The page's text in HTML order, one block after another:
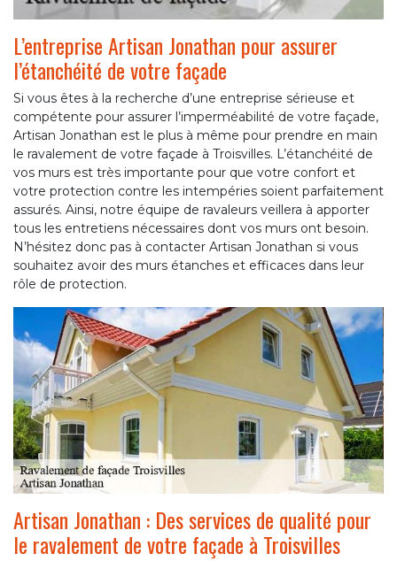
L’entreprise Artisan Jonathan pour assurer
l’étanchéité de votre façade
Si vous êtes à la recherche d’une entreprise sérieuse et
compétente pour assurer l’imperméabilité de votre façade,
Artisan Jonathan est le plus à même pour prendre en main
le ravalement de votre façade à Troisvilles. L’étanchéité de
vos murs est très importante pour que votre confort et
votre protection contre les intempéries soient parfaitement
assurés. Ainsi, notre équipe de ravaleurs veillera à apporter
tous les entretiens nécessaires dont vos murs ont besoin.
N’hésitez donc pas à contacter Artisan Jonathan si vous
souhaitez avoir des murs étanches et efficaces dans leur
rôle de protection.
Artisan Jonathan : Des services de qualité pour
le ravalement de votre façade à Troisvilles